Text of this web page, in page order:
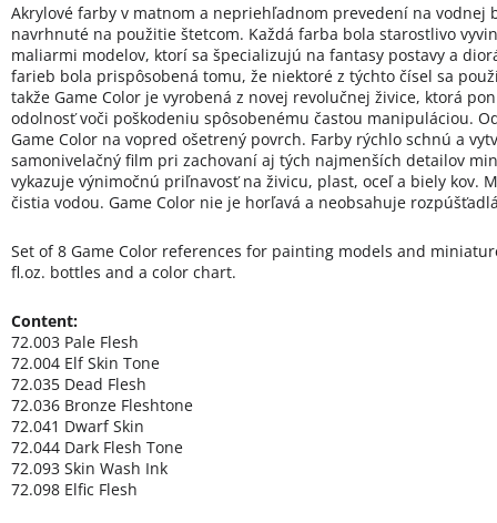
Akrylové farby v matnom a nepriehľadnom prevedení na vodnej
navrhnuté na použitie štetcom. Každá farba bola starostlivo
maliarmi modelov, ktorí sa špecializujú na fantasy postavy a
farieb bola prispôsobená tomu, že niektoré z týchto čísel sa
takže Game Color je vyrobená z novej revolučnej živice, ktorá
odolnosť voči poškodeniu spôsobenému častou manipuláciou.
Game Color na vopred ošetrený povrch. Farby rýchlo schnú a
samonivelačný film pri zachovaní aj tých najmenších detailov
vykazuje výnimočnú priľnavosť na živicu, plast, oceľ a biely kov.
čistia vodou. Game Color nie je horľavá a neobsahuje
Set of 8 Game Color references for painting models and
fl.oz. bottles and a color chart.
Content:
72.003 Pale Flesh
72.004 Elf Skin Tone
72.035 Dead Flesh
72.036 Bronze Fleshtone
72.041 Dwarf Skin
72.044 Dark Flesh Tone
72.093 Skin Wash Ink
72.098 Elfic Flesh